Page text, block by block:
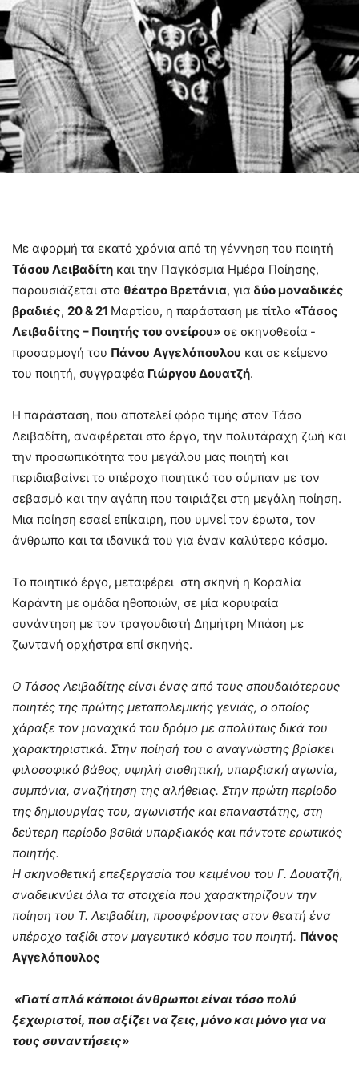
Με αφορμή τα εκατό χρόνια από τη γέννηση του ποιητή
Τάσου Λειβαδίτη και την Παγκόσμια Ημέρα Ποίησης,
παρουσιάζεται στο θέατρο Βρετάνια, για δύο μοναδικές
βραδιές, 20 & 21 Μαρτίου, η παράσταση με τίτλο «Τάσος
Λειβαδίτης – Ποιητής του ονείρου» σε σκηνοθεσία -
προσαρμογή του Πάνου Αγγελόπουλου και σε κείμενο
του ποιητή, συγγραφέα Γιώργου Δουατζή.
Η παράσταση, που αποτελεί φόρο τιμής στον Τάσο
Λειβαδίτη, αναφέρεται στο έργο, την πολυτάραχη ζωή και
την προσωπικότητα του μεγάλου μας ποιητή και
περιδιαβαίνει το υπέροχο ποιητικό του σύμπαν με τον
σεβασμό και την αγάπη που ταιριάζει στη μεγάλη ποίηση.
Μια ποίηση εσαεί επίκαιρη, που υμνεί τον έρωτα, τον
άνθρωπο και τα ιδανικά του για έναν καλύτερο κόσμο.
Το ποιητικό έργο, μεταφέρει στη σκηνή η Κοραλία
Καράντη με ομάδα ηθοποιών, σε μία κορυφαία
συνάντηση με τον τραγουδιστή Δημήτρη Μπάση με
ζωντανή ορχήστρα επί σκηνής.
Ο Τάσος Λειβαδίτης είναι ένας από τους σπουδαιότερους
ποιητές της πρώτης μεταπολεμικής γενιάς, ο οποίος
χάραξε τον μοναχικό του δρόμο με απολύτως δικά του
χαρακτηριστικά. Στην ποίησή του ο αναγνώστης βρίσκει
φιλοσοφικό βάθος, υψηλή αισθητική, υπαρξιακή αγωνία,
συμπόνια, αναζήτηση της αλήθειας. Στην πρώτη περίοδο
της δημιουργίας του, αγωνιστής και επαναστάτης, στη
δεύτερη περίοδο βαθιά υπαρξιακός και πάντοτε ερωτικός
ποιητής.
Η σκηνοθετική επεξεργασία του κειμένου του Γ. Δουατζή,
αναδεικνύει όλα τα στοιχεία που χαρακτηρίζουν την
ποίηση του Τ. Λειβαδίτη, προσφέροντας στον θεατή ένα
υπέροχο ταξίδι στον μαγευτικό κόσμο του ποιητή. Πάνος
Αγγελόπουλος
«Γιατί απλά κάποιοι άνθρωποι είναι τόσο πολύ
ξεχωριστοί, που αξίζει να ζεις, μόνο και μόνο για να
τους συναντήσεις»